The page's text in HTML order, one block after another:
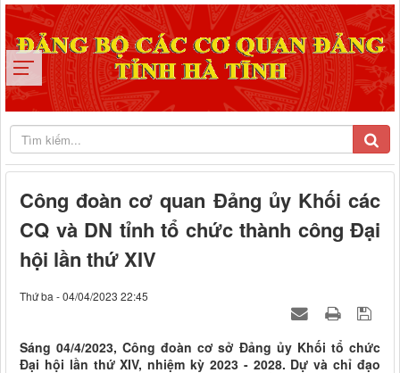
Công đoàn cơ quan Đảng ủy Khối các
CQ và DN tỉnh tổ chức thành công Đại
hội lần thứ XIV
Thứ ba - 04/04/2023 22:45
Sáng 04/4/2023, Công đoàn cơ sở Đảng ủy Khối tổ chức
Đại hội lần thứ XIV, nhiệm kỳ 2023 - 2028. Dự và chỉ đạo